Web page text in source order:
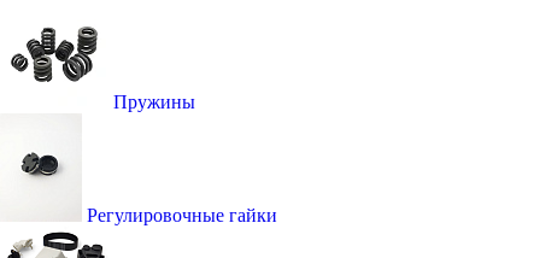
Пружины
Регулировочные гайки